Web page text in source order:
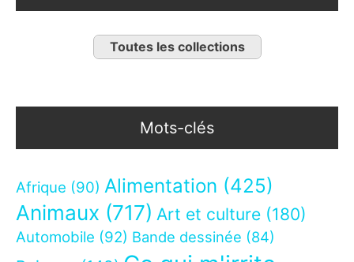
Toutes les collections
Mots-clés
Afrique (90) Alimentation (425)
Animaux (717) Art et culture (180)
Automobile (92) Bande dessinée (84)